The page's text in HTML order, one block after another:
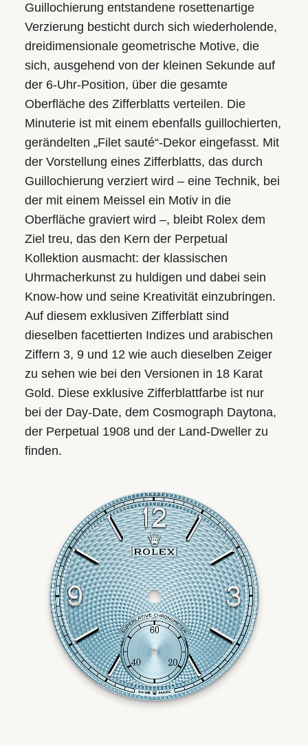
Guillochierung entstandene rosetten­artige
Verzierung besticht durch sich wiederholende,
drei­dimensionale geometrische Motive, die
sich, ausgehend von der kleinen Sekunde auf
der 6-Uhr-Position, über die gesamte
Oberfläche des Zifferblatts verteilen. Die
Minuterie ist mit einem ebenfalls guillochierten,
gerändelten „Filet sauté“-Dekor eingefasst. Mit
der Vorstellung eines Zifferblatts, das durch
Guillochierung verziert wird – eine Technik, bei
der mit einem Meissel ein Motiv in die
Oberfläche graviert wird –, bleibt Rolex dem
Ziel treu, das den Kern der Perpetual
Kollektion ausmacht: der klassischen
Uhrmacherkunst zu huldigen und dabei sein
Know-how und seine Kreativität einzubringen.
Auf diesem exklusiven Zifferblatt sind
dieselben facettierten Indizes und arabischen
Ziffern 3, 9 und 12 wie auch dieselben Zeiger
zu sehen wie bei den Versionen in 18 Karat
Gold. Diese exklusive Zifferblattfarbe ist nur
bei der Day‑Date, dem Cosmograph Daytona,
der Perpetual 1908 und der Land‑Dweller zu
finden.